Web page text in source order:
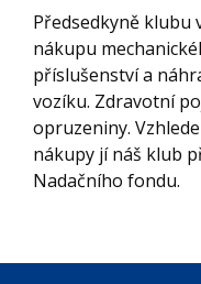
Předsedkyně klubu
nákupu
příslušenství a
vozíku. Zdravotní
opruzeniny.
nákupy jí náš klub
Nadačního fondu.